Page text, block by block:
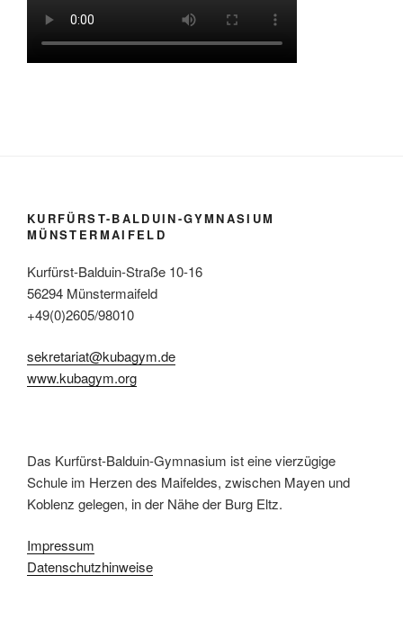
KURFÜRST-BALDUIN-GYMNASIUM
MÜNSTERMAIFELD
Kurfürst-Balduin-Straße 10-16
56294 Münstermaifeld
+49(0)2605/98010
sekretariat@kubagym.de
www.kubagym.org
Das Kurfürst-Balduin-Gymnasium ist eine vierzügige
Schule im Herzen des Maifeldes, zwischen Mayen und
Koblenz gelegen, in der Nähe der Burg Eltz.
Impressum
Datenschutzhinweise